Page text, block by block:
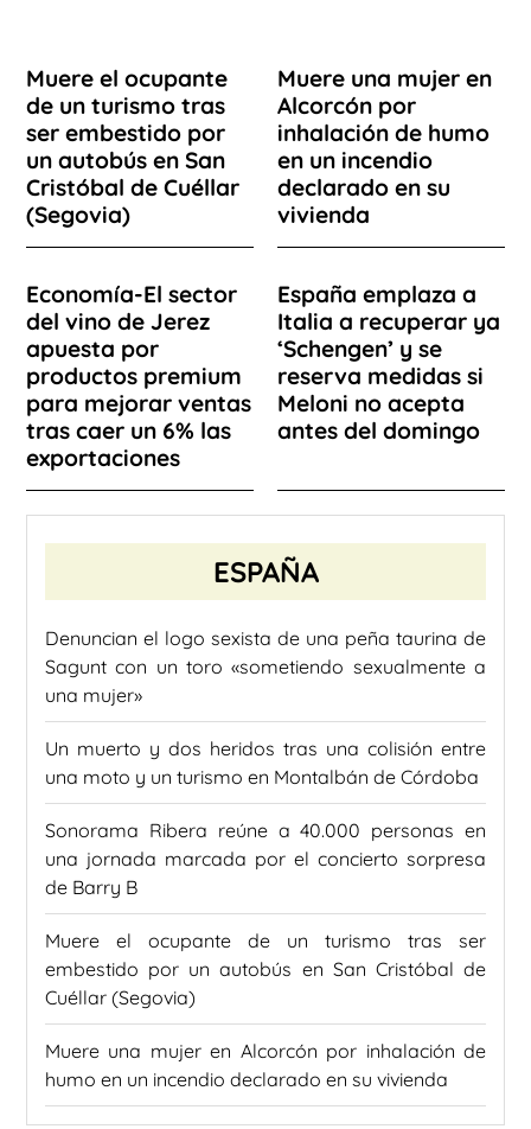
Muere el ocupante
de un turismo tras
ser embestido por
un autobús en San
Cristóbal de Cuéllar
(Segovia)
Muere una mujer en
Alcorcón por
inhalación de humo
en un incendio
declarado en su
vivienda
Economía-El sector
del vino de Jerez
apuesta por
productos premium
para mejorar ventas
tras caer un 6% las
exportaciones
España emplaza a
Italia a recuperar ya
‘Schengen’ y se
reserva medidas si
Meloni no acepta
antes del domingo
ESPAÑA
Denuncian el logo sexista de una peña taurina de
Sagunt con un toro «sometiendo sexualmente a
una mujer»
Un muerto y dos heridos tras una colisión entre
una moto y un turismo en Montalbán de Córdoba
Sonorama Ribera reúne a 40.000 personas en
una jornada marcada por el concierto sorpresa
de Barry B
Muere el ocupante de un turismo tras ser
embestido por un autobús en San Cristóbal de
Cuéllar (Segovia)
Muere una mujer en Alcorcón por inhalación de
humo en un incendio declarado en su vivienda